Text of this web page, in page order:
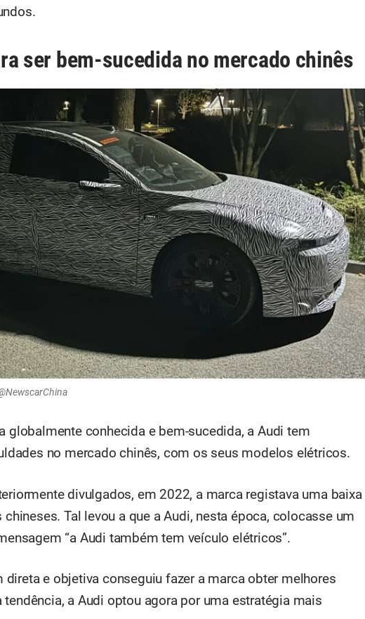
ser bem-sucedida no mercado chinês
globalmente conhecida e bem-sucedida, a Audi tem
no mercado chinês, com os seus modelos elétricos.
divulgados, em 2022, a marca registava uma baixa
Tal levou a que a Audi, nesta época, colocasse um
“a Audi também tem veículo elétricos”.
direta e objetiva conseguiu fazer a marca obter melhores
tendência, a Audi optou agora por uma estratégia mais